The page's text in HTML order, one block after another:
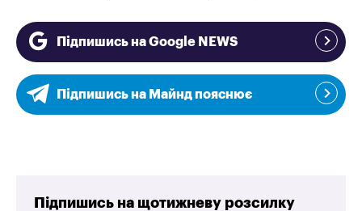
Підпишись на Google NEWS
Підпишись на Майнд пояснює
Підпишись на щотижневу розсилку